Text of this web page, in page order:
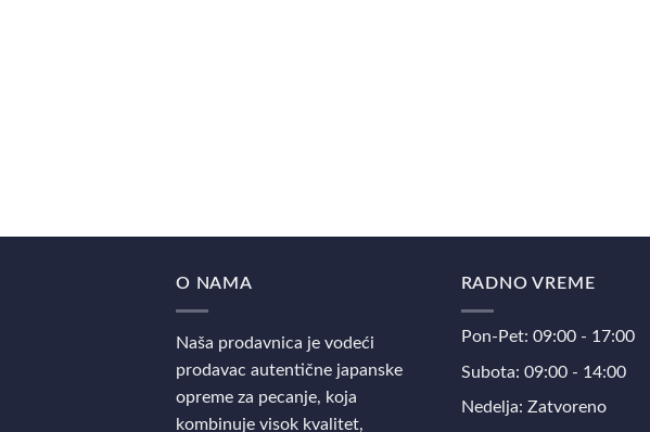
O NAMA
Naša prodavnica je vodeći
prodavac autentične japanske
opreme za pecanje, koja
kombinuje visok kvalitet,
RADNO VREME
Pon-Pet: 09:00 - 17:00
Subota: 09:00 - 14:00
Nedelja: Zatvoreno